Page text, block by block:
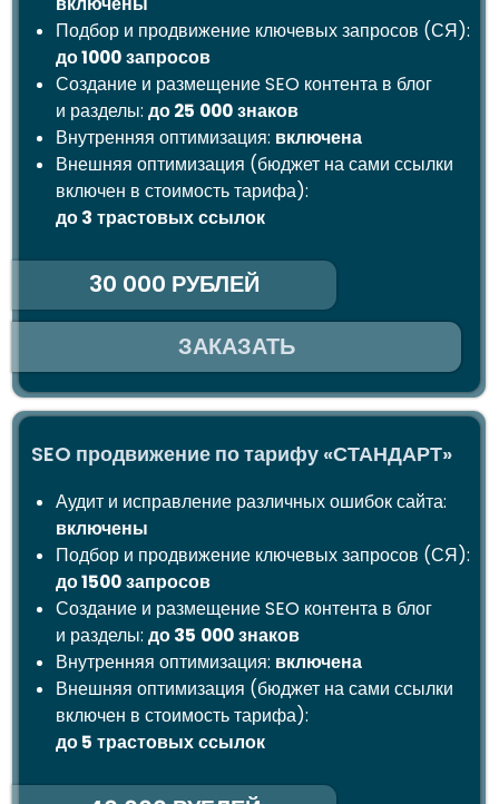
и разделы:до 35
Внутренняя оптимизация:включена
Внешняя оптимизация (бюджет на сами ссылки
включен в стоимость тарифа):
до 5трастовых ссылок
40 000 РУБЛЕЙ
ЗАКАЗАТЬ
Аудит и исправление различных ошибок сайта:
Подбор и продвижение ключевых запросов (СЯ):
Создание и размещение SEO контента в блог
Внутренняя оптимизация:включена
Внешняя оптимизация (бюджет на сами ссылки
включен в стоимость тарифа):
до 7 трастовых ссылок
SEO продвижение по тарифу «БИЗНЕС»
50 000 РУБЛЕЙ
ЗАКАЗАТЬ
ПОЛУЧИТЕ БЕСПЛАТНЫЙ SEO-АНАЛИЗ
ЧТО ТАКОЕ SEO-
ПРОДВИЖЕНИЕ
SEO - это комплекс работ по улучшению
качества сайта для повышения
видимости ресурса в поисковой выдаче.
Цель оптимизации - увеличить
могут совершать конверсионные
работает над критериями, по которым
поисковик оценивает сайт - чем
авторитетнее источник, тем выше будет
его позиция в выдаче. Основная задача
поисковой системы формировать
релевантные результаты на интент
пользователя. Поэтому для получения
целевого трафика сайт оптимизируют
под критерии ранжирования поисковика.
ОСОБЕННОСТИ И РАЗЛИЧИЯ
ПРОДВИЖЕНИЯ В ЯНДЕКС И
GOOGLE
Алгоритмы разных поисковых систем